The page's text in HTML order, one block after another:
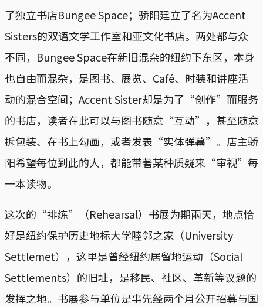
了独立书店Bungee Space；骄阳建立了名为Accent
Sisters的双语文学工作室和亚文化书店。两处都与众
不同，Bungee Space在新旧混杂的纽约下东区，本身
也自由而混杂，是图书、展览、Café、时装和讲座活
动的混合空间；Accent Sister却是为了“创作”而服务
的书店，读者在此可以与图书随意“互动”，甚至随意
拆包装、在书上勾画，或者发表“实体弹幕”。店主骄
阳希望每位到此的人，都能带著某种质疑来“审视”每
一本读物。
这次的“排练”（Rehearsal）书展为期兩天，地点恰
好是纽约保护历史地标大学睦邻之家（University
Settlemet），这里是曾经纽约居留地运动（Social
Settlements）的旧址，是移民、社区、革新等议题的
发挥之地。书展参与单位是事先经两个月公开招募与国